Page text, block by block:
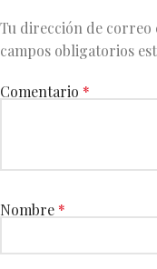
Tu dirección de correo
campos obligatorios
Comentario *
Nombre *